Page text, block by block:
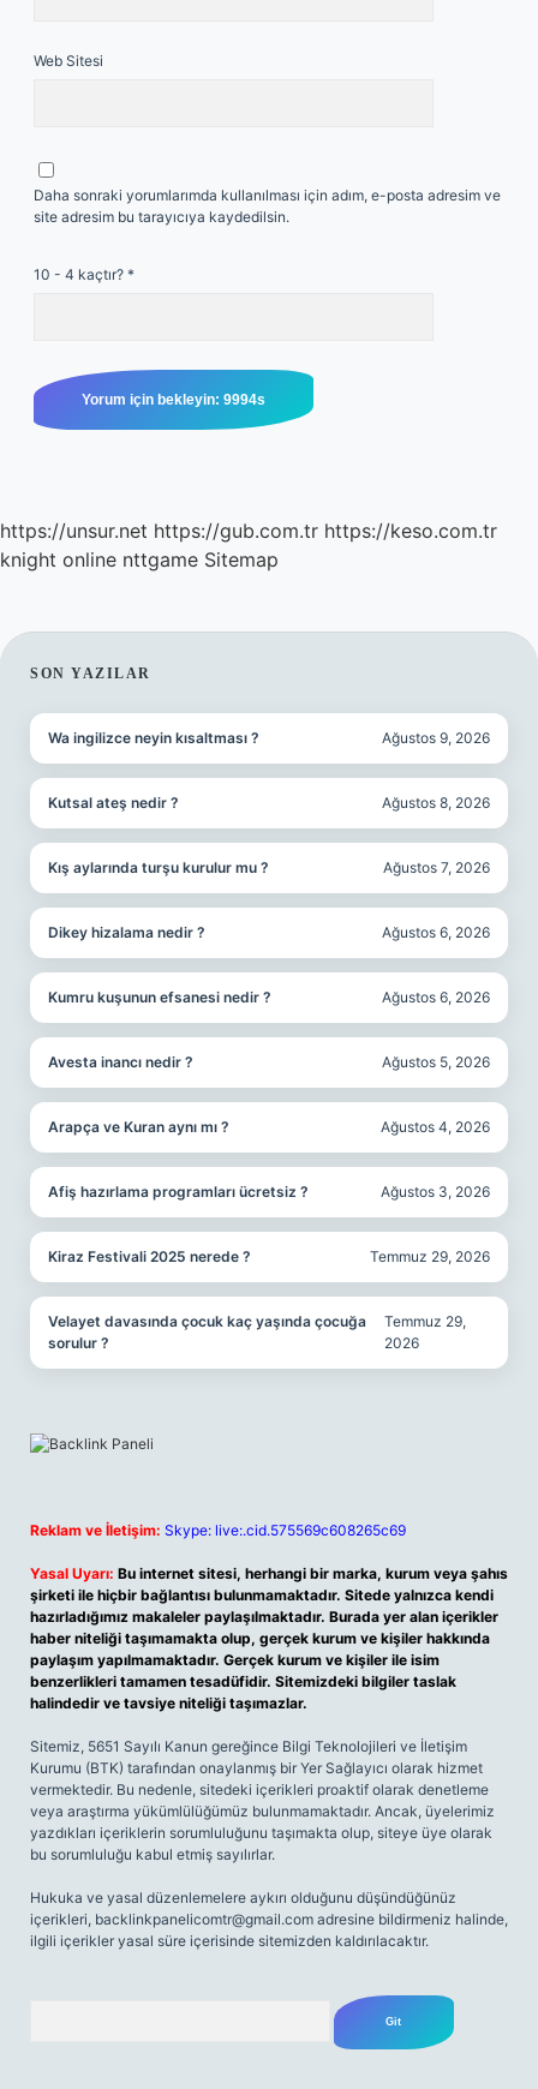
Web Sitesi
Daha sonraki yorumlarımda kullanılması için adım, e-posta adresim ve
site adresim bu tarayıcıya kaydedilsin.
10 - 4 kaçtır? *
https://unsur.net https://gub.com.tr https://keso.com.tr
knight online nttgame Sitemap
SIDEBAR
SON YAZILAR
Wa ingilizce neyin kısaltması ? Ağustos 9, 2026
Kutsal ateş nedir ? Ağustos 8, 2026
Kış aylarında turşu kurulur mu ? Ağustos 7, 2026
Dikey hizalama nedir ? Ağustos 6, 2026
Kumru kuşunun efsanesi nedir ? Ağustos 6, 2026
Avesta inancı nedir ? Ağustos 5, 2026
Arapça ve Kuran aynı mı ? Ağustos 4, 2026
Afiş hazırlama programları ücretsiz ? Ağustos 3, 2026
Kiraz Festivali 2025 nerede ? Temmuz 29, 2026
Velayet davasında çocuk kaç yaşında çocuğa
sorulur ?
Temmuz 29,
2026
Reklam ve İletişim: Skype: live:.cid.575569c608265c69
Yasal Uyarı: Bu internet sitesi, herhangi bir marka, kurum veya şahıs
şirketi ile hiçbir bağlantısı bulunmamaktadır. Sitede yalnızca kendi
hazırladığımız makaleler paylaşılmaktadır. Burada yer alan içerikler
haber niteliği taşımamakta olup, gerçek kurum ve kişiler hakkında
paylaşım yapılmamaktadır. Gerçek kurum ve kişiler ile isim
benzerlikleri tamamen tesadüfidir. Sitemizdeki bilgiler taslak
halindedir ve tavsiye niteliği taşımazlar.
Sitemiz, 5651 Sayılı Kanun gereğince Bilgi Teknolojileri ve İletişim
Kurumu (BTK) tarafından onaylanmış bir Yer Sağlayıcı olarak hizmet
vermektedir. Bu nedenle, sitedeki içerikleri proaktif olarak denetleme
veya araştırma yükümlülüğümüz bulunmamaktadır. Ancak, üyelerimiz
yazdıkları içeriklerin sorumluluğunu taşımakta olup, siteye üye olarak
bu sorumluluğu kabul etmiş sayılırlar.
Hukuka ve yasal düzenlemelere aykırı olduğunu düşündüğünüz
içerikleri, backlinkpanelicomtr@gmail.com adresine bildirmeniz halinde,
ilgili içerikler yasal süre içerisinde sitemizden kaldırılacaktır.